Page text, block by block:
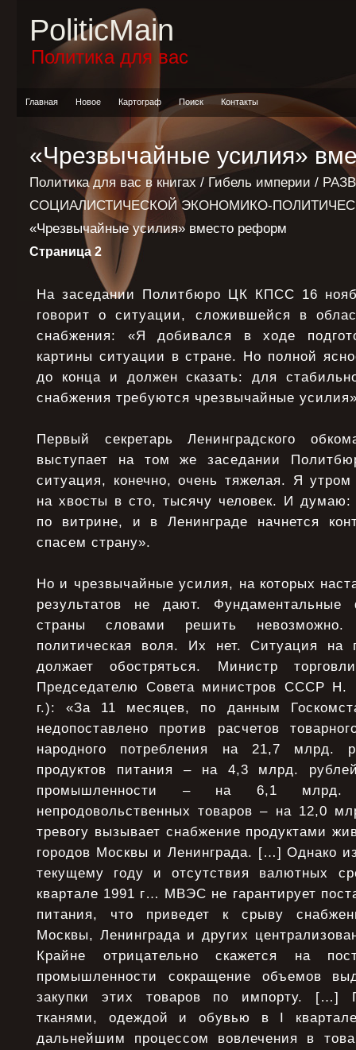
PoliticMain
Политика для вас
Главная Новое Картограф Поиск Контакты
«Чрезвычайные усилия»
Политика для вас в книгах / Гибель империи /
СОЦИАЛИСТИЧЕСКОЙ ЭКОНОМИКО-
«Чрезвычайные усилия» вместо реформ
Страница 2
На заседании Политбюро ЦК КПСС 16
говорит о ситуации, сложившейся в
снабжения: «Я добивался в ходе
картины ситуации в стране. Но полной
до конца и должен сказать: для
снабжения требуются чрезвычайные
Первый секретарь Ленинградского
выступает на том же заседании
ситуация, конечно, очень тяжелая. Я
на хвосты в сто, тысячу человек. И думаю:
по витрине, и в Ленинграде начнется
спасем страну».
Но и чрезвычайные усилия, на которых
результатов не дают. Фундаментальные
страны словами решить
политическая воля. Их нет. Ситуация на
должает обостряться. Министр
Председателю Совета министров СССР Н.
г.): «За 11 месяцев, по данным
недопоставлено против расчетов
народного потребления на 21,7 млрд.
продуктов питания – на 4,3 млрд.
промышленности – на 6,1 млрд.
непродовольственных товаров – на 12,0
тревогу вызывает снабжение продуктами
городов Москвы и Ленинграда. […] Однако
текущему году и отсутствия валютных
квартале 1991 г… МВЭС не гарантирует
питания, что приведет к срыву
Москвы, Ленинграда и других
Крайне отрицательно скажется на
промышленности сокращение объемов
закупки этих товаров по импорту. […]
тканями, одеждой и обувью в I квартале
дальнейшим процессом вовлечения в